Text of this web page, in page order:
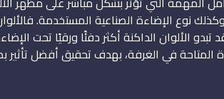
نوع الإضاءة الصناعية المستخدمة.
الألوان الداكنة أكثر دفئًا ورقيًا تحت
في الغرفة، بهدف تحقيق أفضل تأثير